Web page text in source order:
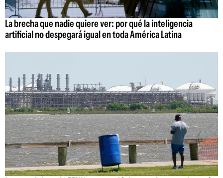
La brecha que nadie quiere ver: por qué la inteligencia
artificial no despegará igual en toda América Latina